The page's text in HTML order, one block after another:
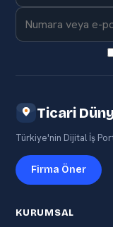
Ticari
Türkiye'nin Dijital İş
Firma Öner
KURUMSAL